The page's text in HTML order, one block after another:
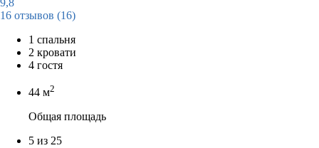
16 отзывов (16)
1 спальня
2 кровати
4 гостя
44 м2
Общая площадь
5 из 25